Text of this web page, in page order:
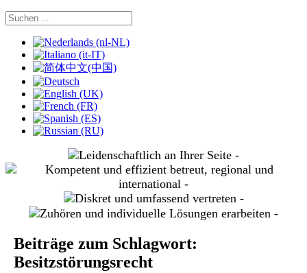
Sprache auswählen
slide
slide
Beiträge zum Schlagwort:
Besitzstörungsrecht